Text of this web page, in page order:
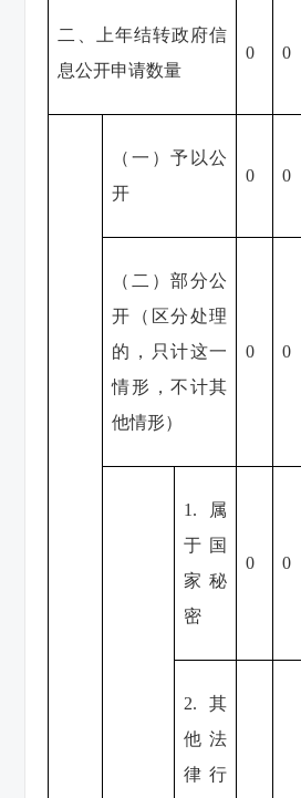
二、上年结转政府信
息公开申请数量
0 0
（一）予以公
开
0 0
（二）部分公
开（区分处理
的，只计这一
情形，不计其
他情形）
0 0
1.属
于国
家秘
密
0 0
2.其
他法
律行